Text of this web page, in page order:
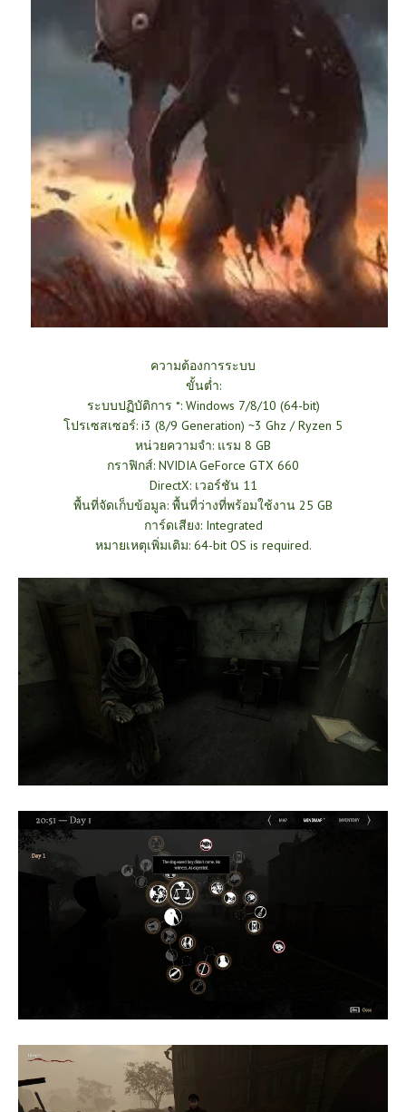
ความต้องการระบบ
ขั้นต่ำ:
ระบบปฏิบัติการ *: Windows 7/8/10 (64-bit)
โปรเซสเซอร์: i3 (8/9 Generation) ~3 Ghz / Ryzen 5
หน่วยความจำ: แรม 8 GB
กราฟิกส์: NVIDIA GeForce GTX 660
DirectX: เวอร์ชัน 11
พื้นที่จัดเก็บข้อมูล: พื้นที่ว่างที่พร้อมใช้งาน 25 GB
การ์ดเสียง: Integrated
หมายเหตุเพิ่มเติม: 64-bit OS is required.